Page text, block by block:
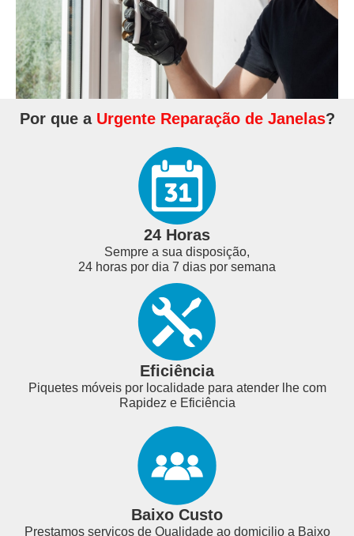
Por que a Urgente Reparação de Janelas?
24 Horas
Sempre a sua disposição,
24 horas por dia 7 dias por semana
Eficiência
Piquetes móveis por localidade para atender lhe com
Rapidez e Eficiência
Baixo Custo
Prestamos serviços de Qualidade ao domicilio a Baixo